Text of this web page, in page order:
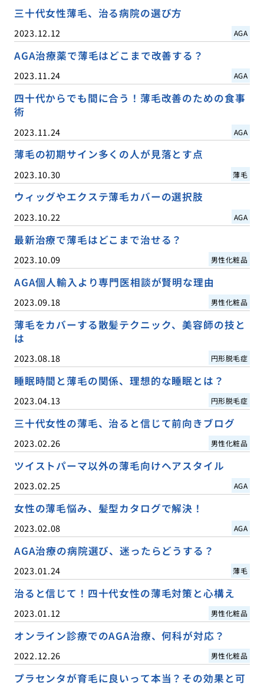
三十代女性薄毛、治る病院の選び方
2023.12.12 AGA
AGA治療薬で薄毛はどこまで改善する？
2023.11.24 AGA
四十代からでも間に合う！薄毛改善のための食事
術
2023.11.24 AGA
薄毛の初期サイン多くの人が見落とす点
2023.10.30 薄毛
ウィッグやエクステ薄毛カバーの選択肢
2023.10.22 AGA
最新治療で薄毛はどこまで治せる？
2023.10.09 男性化粧品
AGA個人輸入より専門医相談が賢明な理由
2023.09.18 男性化粧品
薄毛をカバーする散髪テクニック、美容師の技と
は
2023.08.18 円形脱毛症
睡眠時間と薄毛の関係、理想的な睡眠とは？
2023.04.13 円形脱毛症
三十代女性の薄毛、治ると信じて前向きブログ
2023.02.26 男性化粧品
ツイストパーマ以外の薄毛向けヘアスタイル
2023.02.25 AGA
女性の薄毛悩み、髪型カタログで解決！
2023.02.08 AGA
AGA治療の病院選び、迷ったらどうする？
2023.01.24 薄毛
治ると信じて！四十代女性の薄毛対策と心構え
2023.01.12 男性化粧品
オンライン診療でのAGA治療、何科が対応？
2022.12.26 男性化粧品
プラセンタが育毛に良いって本当？その効果と可